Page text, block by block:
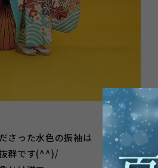
さった水色の振袖は
群です(^^)/